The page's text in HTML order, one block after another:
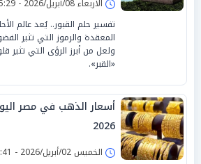
الأربعاء 08/أبريل/2026 - 05:29 م
تفسير حلم القبور.. يُعد عالم
المعقدة والرموز التي تثير
ولعل من أبرز الرؤى التي تثير
«القبر».
2026
الخميس 02/أبريل/2026 - 12:41 ص